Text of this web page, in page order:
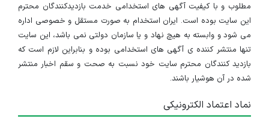
مطلوب و با کیفیت آگهی های استخدامی خدمت بازدیدکنندگان محترم
این سایت بوده است. ایران استخدام به صورت مستقل و خصوصی اداره
می شود و وابسته به هیچ نهاد و یا سازمان دولتی نمی باشد، این سایت
تنها منتشر کننده ی آگهی های استخدامی بوده و بنابراین لازم است که
بازدید کنندگان محترم سایت خود نسبت به صحت و سقم اخبار منتشر
شده در آن هوشیار باشند.
نماد اعتماد الکترونیکی